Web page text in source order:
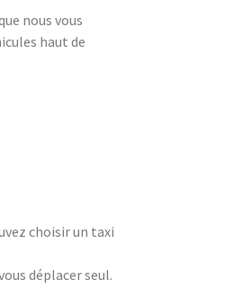
nous vous
haut de
choisir un taxi
déplacer seul.